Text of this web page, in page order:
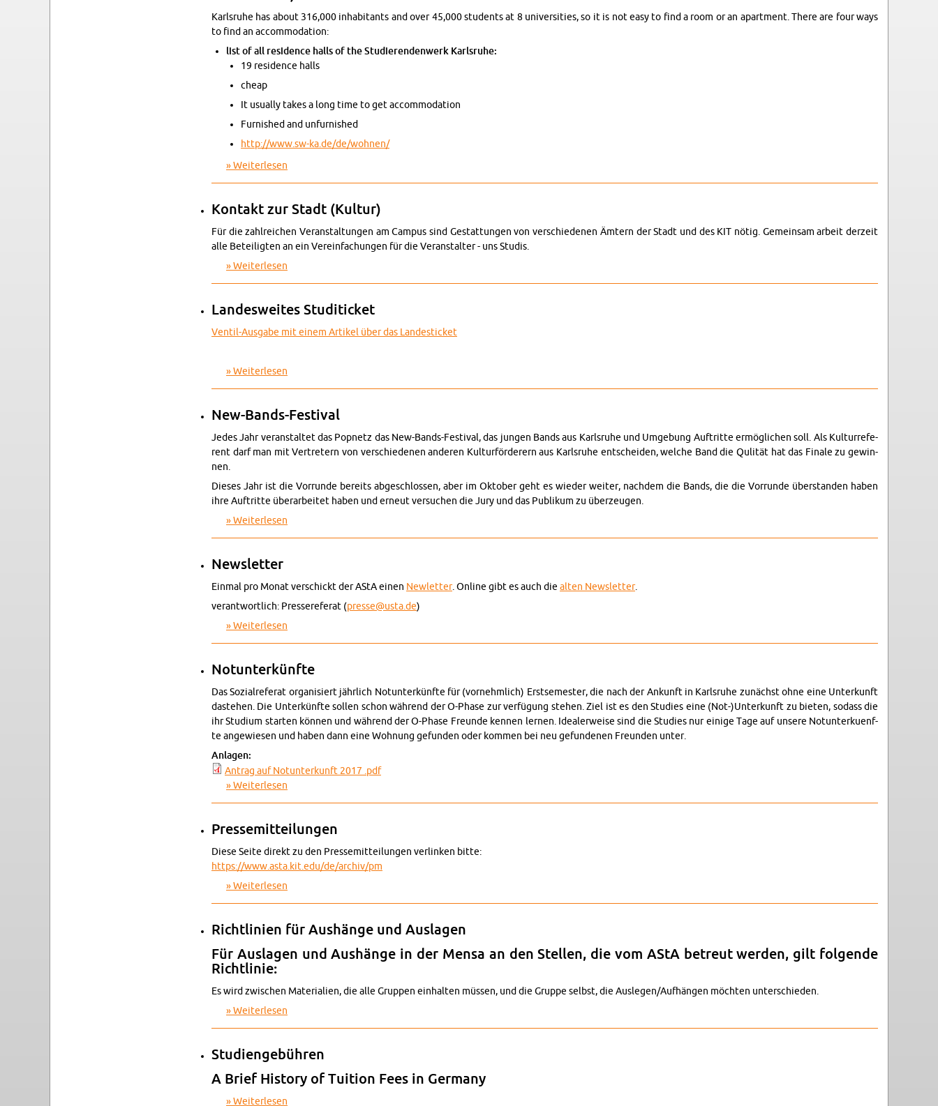
Karls­ru­he has about 316,000 in­ha­bi­tants and over 45,000 stu­dents at 8 uni­ver­si­ties, so it is not easy to find a room or an apart­ment. There are four ways
to find an ac­com­mo­da­ti­on:
list of all re­si­dence halls of the Stu­die­ren­den­werk Karls­ru­he:
19 re­si­dence halls
cheap
It usual­ly takes a long time to get ac­com­mo­da­ti­on
Fur­nis­hed and unfur­nis­hed
http://​www.​sw-​ka.​de/​de/​wohnen/
Wei­ter­le­sen
Kon­takt zur Stadt (Kul­tur)
Für die zahl­rei­chen Ver­an­stal­tun­gen am Cam­pus sind Ge­stat­tun­gen von ver­schie­de­nen Äm­tern der Stadt und des KIT nötig. Ge­mein­sam ar­beit der­zeit
alle Be­tei­lig­ten an ein Ver­ein­fa­chun­gen für die Ver­an­stal­ter - uns Stu­dis.
Wei­ter­le­sen
Lan­des­wei­tes Stu­di­ticket
Ven­til-Aus­ga­be mit einem Ar­ti­kel über das Lan­desti­cket
Wei­ter­le­sen
New-Bands-Fes­ti­val
Jedes Jahr ver­an­stal­tet das Pop­netz das New-Bands-Fes­ti­val, das jun­gen Bands aus Karls­ru­he und Um­ge­bung Auf­trit­te er­mög­li­chen soll. Als Kul­tur­re­fe­
rent darf man mit Ver­tre­tern von ver­schie­de­nen an­de­ren Kul­tur­för­de­rern aus Karls­ru­he ent­schei­den, wel­che Band die Quli­tät hat das Fi­na­le zu ge­win­
nen.
Die­ses Jahr ist die Vor­run­de be­reits ab­ge­schlos­sen, aber im Ok­to­ber geht es wie­der wei­ter, nach­dem die Bands, die die Vor­run­de über­stan­den haben
ihre Auf­trit­te über­ar­bei­tet haben und er­neut ver­su­chen die Jury und das Pu­bli­kum zu über­zeu­gen.
Wei­ter­le­sen
News­let­ter
Ein­mal pro Monat ver­schickt der AStA einen New­let­ter. On­line gibt es auch die alten News­let­ter.
ver­ant­wort­lich: Pres­se­re­fe­rat (presse@​usta.​de)
Wei­ter­le­sen
Not­un­ter­künf­te
Das So­zi­al­re­fe­rat or­ga­ni­siert jähr­lich Not­un­ter­künf­te für (vor­nehm­lich) Erst­se­mes­ter, die nach der An­kunft in Karls­ru­he zu­nächst ohne eine Un­ter­kunft
da­ste­hen. Die Un­ter­künf­te sol­len schon wäh­rend der O-Pha­se zur ver­fü­gung ste­hen. Ziel ist es den Stu­dies eine (Not-)Un­ter­kunft zu bie­ten, so­dass die
ihr Stu­di­um star­ten kön­nen und wäh­rend der O-Pha­se Freun­de ken­nen ler­nen. Idea­ler­wei­se sind die Stu­dies nur ei­ni­ge Tage auf un­se­re Not­un­ter­ku­enf­
te an­ge­wie­sen und haben dann eine Woh­nung ge­fun­den oder kom­men bei neu ge­fun­de­nen Freun­den unter.
An­la­gen:
An­trag auf Not­un­ter­kunft 2017 .pdf
Wei­ter­le­sen
Pres­se­mit­tei­lun­gen
Diese Seite di­rekt zu den Pres­se­mit­tei­lun­gen ver­lin­ken bitte:
https://​www.​asta.​kit.​edu/​de/​archiv/​pm
Wei­ter­le­sen
Richt­li­ni­en für Aus­hän­ge und Aus­la­gen
Für Aus­la­gen und Aus­hän­ge in der Mensa an den Stel­len, die vom AStA be­treut wer­den, gilt fol­gen­de
Richt­li­nie:
Es wird zwi­schen Ma­te­ria­li­en, die alle Grup­pen ein­hal­ten müs­sen, und die Grup­pe selbst, die Aus­le­gen/Auf­hän­gen möch­ten un­ter­schie­den.
Wei­ter­le­sen
Stu­di­en­ge­büh­ren
A Brief His­to­ry of Tui­ti­on Fees in Ger­ma­ny
Wei­ter­le­sen